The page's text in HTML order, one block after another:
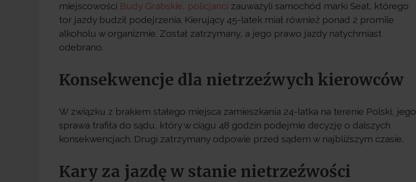
miejscowości Budy Grabskie, policjanci zauważyli samochód marki Seat, którego
tor jazdy budził podejrzenia. Kierujący 45-latek miał również ponad 2 promile
alkoholu w organizmie. Został zatrzymany, a jego prawo jazdy natychmiast
odebrano.
Konsekwencje dla nietrzeźwych kierowców
W związku z brakiem stałego miejsca zamieszkania 24-latka na terenie Polski, jego
sprawa trafiła do sądu, który w ciągu 48 godzin podejmie decyzję o dalszych
konsekwencjach. Drugi zatrzymany odpowie przed sądem w najbliższym czasie.
Kary za jazdę w stanie nietrzeźwości